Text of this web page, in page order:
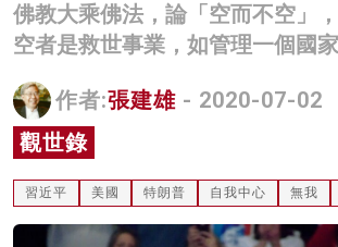
商業
科技
影片
佛教大乘佛法，論「空而不空」
空者是救世事業，如管理一個國家
作者:張建雄 - 2020-07-02
觀世錄
習近平 美國 特朗普 自我中心 無我